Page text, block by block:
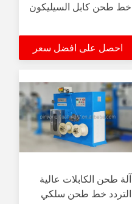
خط طحن كابل السيليكون
احصل على افضل سعر
آلة طحن الكابلات عالية
التردد خط طحن سلكي